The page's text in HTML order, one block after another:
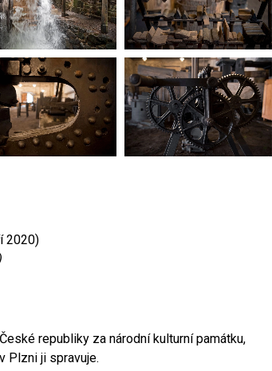
2020)
republiky za národní kulturní památku,
Plzni ji spravuje.